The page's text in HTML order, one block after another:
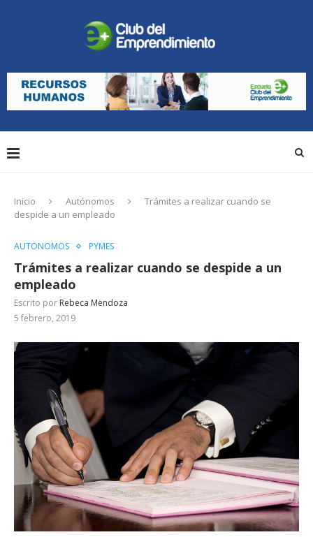
Inicio Autónomos
Trámites a realizar cuando se
despide a un empleado
AUTÓNOMOS PYMES
Trámites a realizar cuando se despide a un
empleado
Escrito por Rebeca Mendoza
5 febrero, 2019